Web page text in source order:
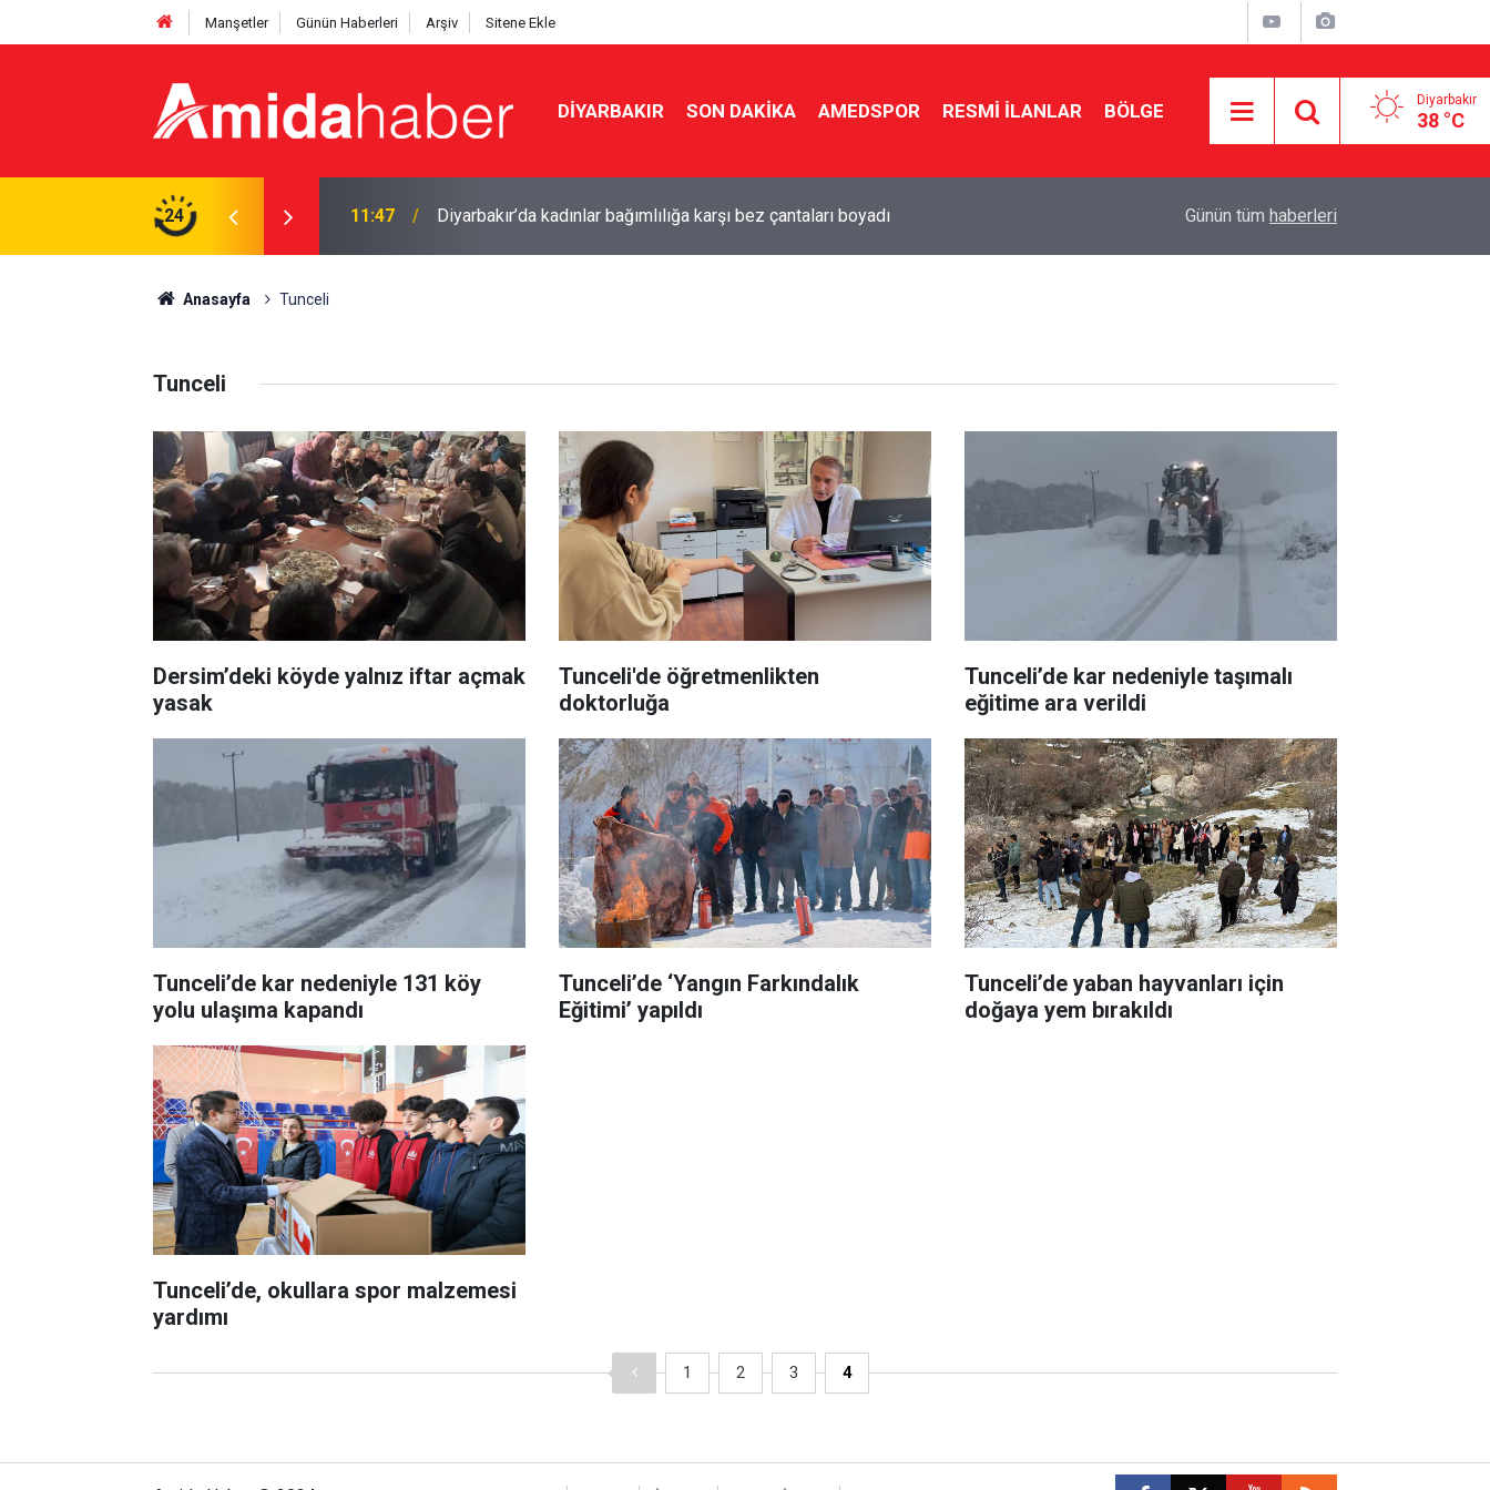
Manşetler Günün Haberleri Arşiv Sitene Ekle
DIYARBAKIR SON DAKIKA AMEDSPOR RESMI İLANLAR BÖLGE Diyarbakır
38 °C
24 11:47 Diyarbakır’da kadınlar bağımlılığa karşı bez çantaları boyadı Diyarbakır’da emeklilerin gündemi: Yoksulluk
Günün tüm haberleri
Anasayfa Tunceli
Tunceli
Dersim’deki köyde yalnız iftar açmak
yasak
Tunceli'de öğretmenlikten
doktorluğa
Tunceli’de kar nedeniyle taşımalı
eğitime ara verildi
Tunceli’de kar nedeniyle 131 köy
yolu ulaşıma kapandı
Tunceli’de ‘Yangın Farkındalık
Eğitimi’ yapıldı
Tunceli’de yaban hayvanları için
doğaya yem bırakıldı
Tunceli’de, okullara spor malzemesi
yardımı
1 2 3 4